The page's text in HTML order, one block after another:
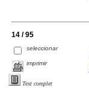
14 / 95
seleccionar
imprimir
Text complet